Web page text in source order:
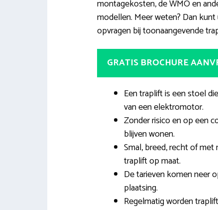
montagekosten, de WMO en
modellen. Meer weten? Dan
opvragen bij toonaangevende
GRATIS BROCHURE
Een traplift is een stoel
van een elektromotor.
Zonder risico en op een
blijven wonen.
Smal, breed, recht of
traplift op maat.
De tarieven komen neer
plaatsing.
Regelmatig worden